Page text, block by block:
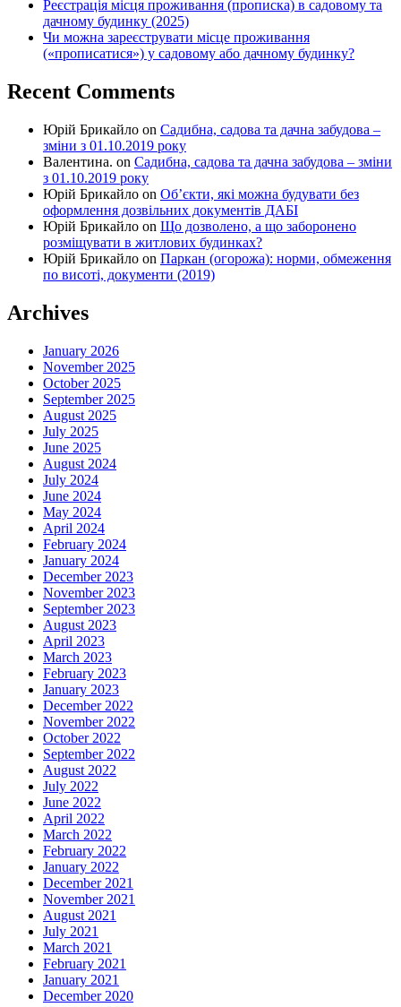
Реєстрація місця проживання (прописка) в садовому та
дачному будинку (2025)
Чи можна зареєструвати місце проживання
(«прописатися») у садовому або дачному будинку?
Recent Comments
Юрій Брикайло on Садибна, садова та дачна забудова –
зміни з 01.10.2019 року
Валентина. on Садибна, садова та дачна забудова – зміни
з 01.10.2019 року
Юрій Брикайло on Об’єкти, які можна будувати без
оформлення дозвільних документів ДАБІ
Юрій Брикайло on Що дозволено, а що заборонено
розміщувати в житлових будинках?
Юрій Брикайло on Паркан (огорожа): норми, обмеження
по висоті, документи (2019)
Archives
January 2026
November 2025
October 2025
September 2025
August 2025
July 2025
June 2025
August 2024
July 2024
June 2024
May 2024
April 2024
February 2024
January 2024
December 2023
November 2023
September 2023
August 2023
April 2023
March 2023
February 2023
January 2023
December 2022
November 2022
October 2022
September 2022
August 2022
July 2022
June 2022
April 2022
March 2022
February 2022
January 2022
December 2021
November 2021
August 2021
July 2021
March 2021
February 2021
January 2021
December 2020